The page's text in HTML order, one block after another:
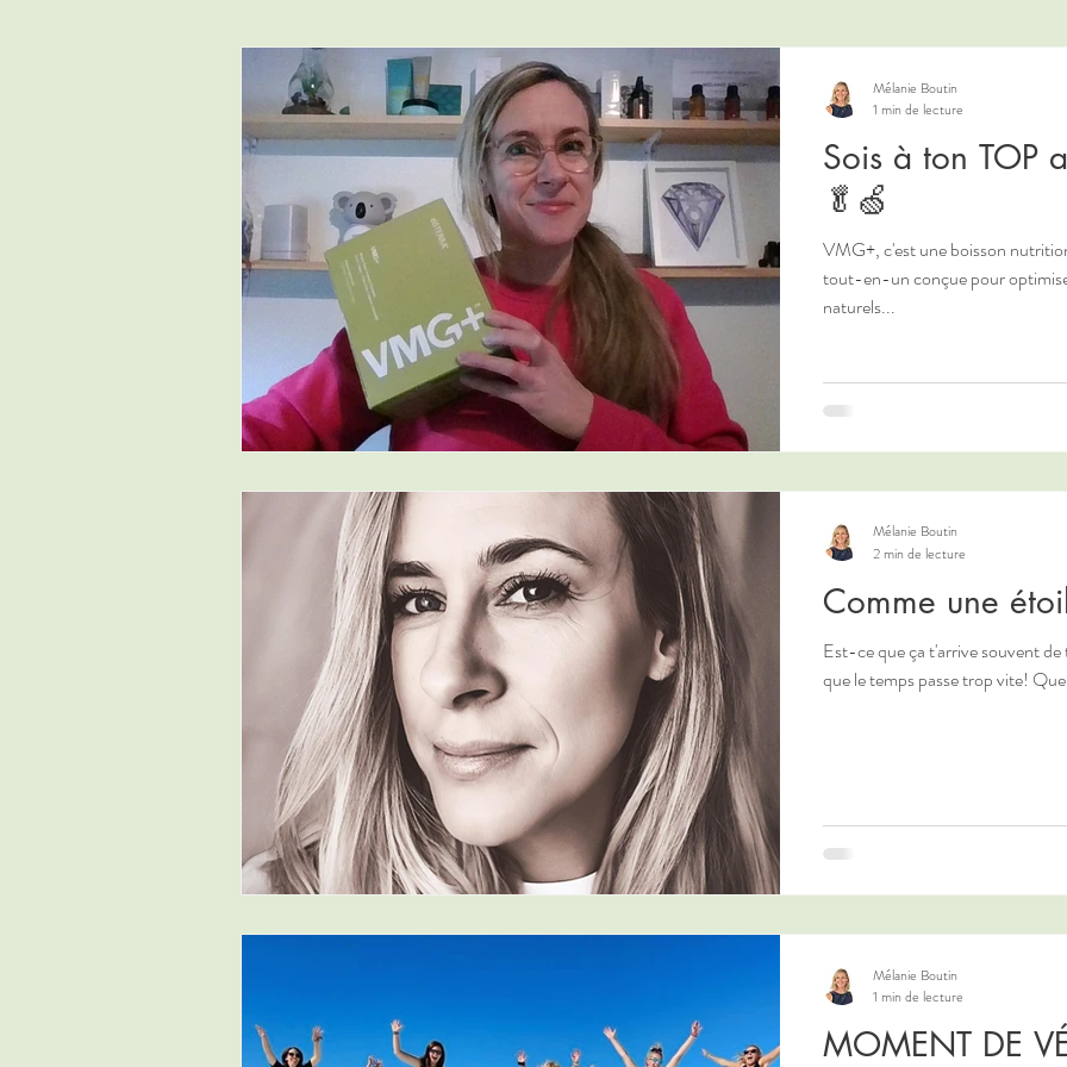
Sois à ton TOP
🥬🍏
VMG+, c'est une boisson
tout-en-un conçue pour
naturels...
Mélanie Boutin
1 min de lecture
Comme une
Est-ce que ça t'arrive souvent
que le temps passe trop vite!
Mélanie Boutin
2 min de lecture
MOMENT DE
Mélanie Boutin
1 min de lecture